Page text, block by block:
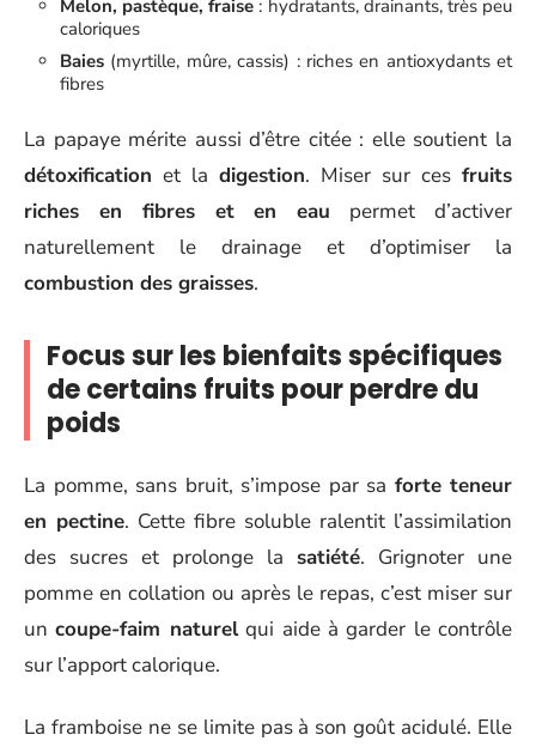
Melon, pastèque, fraise : hydratants, drainants, très peu
caloriques
Baies (myrtille, mûre, cassis) : riches en antioxydants et
fibres
La papaye mérite aussi d’être citée : elle soutient la
détoxification et la digestion. Miser sur ces fruits
riches en fibres et en eau permet d’activer
naturellement le drainage et d’optimiser la
combustion des graisses.
Focus sur les bienfaits spécifiques
de certains fruits pour perdre du
poids
La pomme, sans bruit, s’impose par sa forte teneur
en pectine. Cette fibre soluble ralentit l’assimilation
des sucres et prolonge la satiété. Grignoter une
pomme en collation ou après le repas, c’est miser sur
uncoupe-faim naturelqui aide à garder le contrôle
sur l’apport calorique.
La framboise ne se limite pas à son goût acidulé. Elle